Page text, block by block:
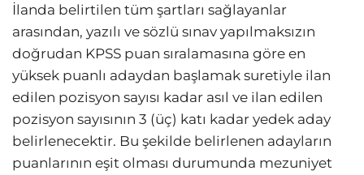
İlanda belirtilen tüm şartları sağlayanlar
arasından, yazılı ve sözlü sınav yapılmaksızın
doğrudan KPSS puan sıralamasına göre en
yüksek puanlı adaydan başlamak suretiyle ilan
edilen pozisyon sayısı kadar asıl ve ilan edilen
pozisyon sayısının 3 (üç) katı kadar yedek aday
belirlenecektir. Bu şekilde belirlenen adayların
puanlarının eşit olması durumunda mezuniyet